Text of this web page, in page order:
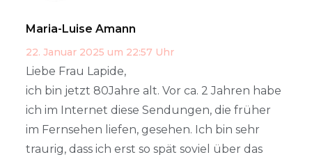
Maria-Luise Amann
22. Januar 2025 um 22:57 Uhr
Liebe Frau Lapide,
ich bin jetzt 80Jahre alt. Vor ca. 2 Jahren habe
ich im Internet diese Sendungen, die früher
im Fernsehen liefen, gesehen. Ich bin sehr
traurig, dass ich erst so spät soviel über das